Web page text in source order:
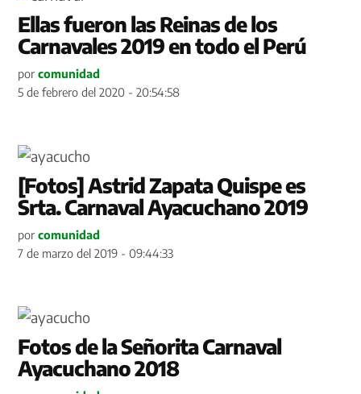
Ellas fueron las Reinas de los
Carnavales 2019 en todo el Perú
por comunidad
5 de febrero del 2020 - 20:54:58
[Fotos] Astrid Zapata Quispe es
Srta. Carnaval Ayacuchano 2019
por comunidad
7 de marzo del 2019 - 09:44:33
Fotos de la Señorita Carnaval
Ayacuchano 2018